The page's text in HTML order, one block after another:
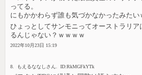
ってる。
にもかかわらず誰も気づかなかったみたい
ひょっとしてサンモニってオーストラリア
るんじゃない？ｗｗｗｗ
2022年10月23日 15:19
8. もえるななしさん. ID:RkMGFkYTk